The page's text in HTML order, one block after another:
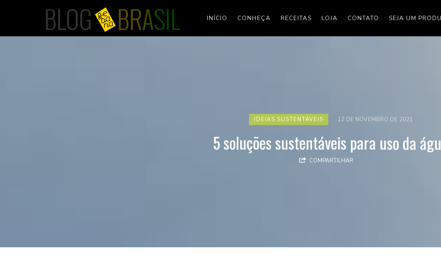
INÍCIO CONHEÇA RECEITAS LOJA CONTATO SEJA UM
Blog
IDEIAS SUSTENTÁVEIS 12 DE NOVEMBRO DE 2021
5 soluções sustentáveis para uso da
COMPARTILHAR